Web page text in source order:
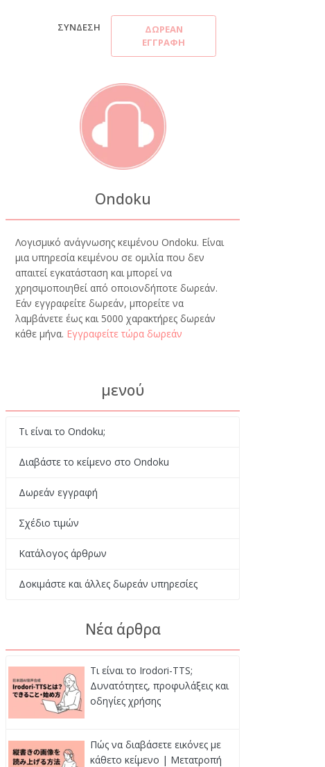
ΣΎΝΔΕΣΗ
ΔΩΡΕΆΝ
ΕΓΓΡΑΦΉ
Ondoku
Λογισμικό ανάγνωσης κειμένου Ondoku. Είναι
μια υπηρεσία κειμένου σε ομιλία που δεν
απαιτεί εγκατάσταση και μπορεί να
χρησιμοποιηθεί από οποιονδήποτε δωρεάν.
Εάν εγγραφείτε δωρεάν, μπορείτε να
λαμβάνετε έως και 5000 χαρακτήρες δωρεάν
κάθε μήνα. Εγγραφείτε τώρα δωρεάν
μενού
Τι είναι το Ondoku;
Διαβάστε το κείμενο στο Ondoku
Δωρεάν εγγραφή
Σχέδιο τιμών
Κατάλογος άρθρων
Δοκιμάστε και άλλες δωρεάν υπηρεσίες
Νέα άρθρα
Τι είναι το Irodori-TTS;
Δυνατότητες, προφυλάξεις και
οδηγίες χρήσης
Πώς να διαβάσετε εικόνες με
κάθετο κείμενο | Μετατροπή